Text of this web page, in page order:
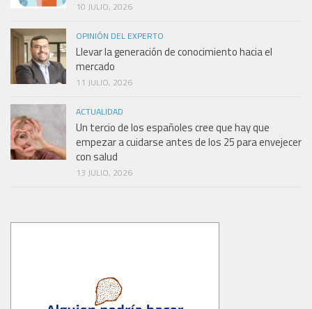
10 JULIO, 2026
OPINIÓN DEL EXPERTO
Llevar la generación de conocimiento hacia el
mercado
11 JULIO, 2026
ACTUALIDAD
Un tercio de los españoles cree que hay que
empezar a cuidarse antes de los 25 para envejecer
con salud
13 JULIO, 2026